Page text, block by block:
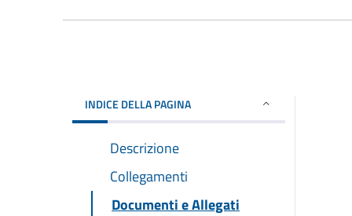
INDICE DELLA PAGINA
Descrizione
Collegamenti
Documenti e Allegati